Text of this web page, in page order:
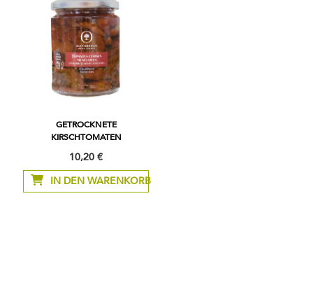
GETROCKNETE
KIRSCHTOMATEN
10,20 €
IN DEN WARENKORB